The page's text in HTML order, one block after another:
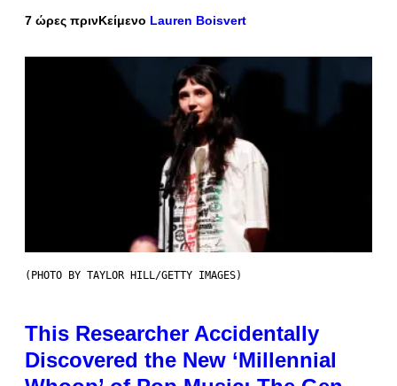
7 ώρες πρινΚείμενο Lauren Boisvert
(PHOTO BY TAYLOR HILL/GETTY IMAGES)
This Researcher Accidentally
Discovered the New ‘Millennial